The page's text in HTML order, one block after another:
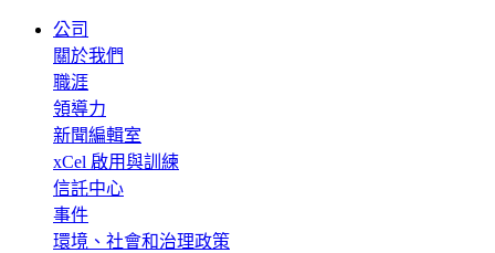
公司
關於我們
職涯
領導力
新聞編輯室
xCel 啟用與訓練
信託中心
事件
環境、社會和治理政策